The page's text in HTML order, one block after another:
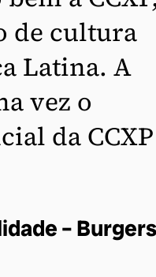
de cultura
Latina. A
vez o
da CCXP
– Burgers